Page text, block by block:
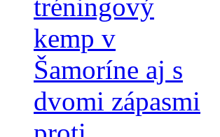
tréningový
kemp v
Šamoríne aj s
dvomi zápasmi